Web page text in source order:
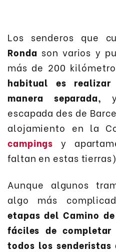
Los senderos que
Ronda son varios y
más de 200
habitual es
manera separada,
escapada des de
alojamiento en la
campings y
faltan en estas
Aunque algunos
algo más
etapas del Camino
fáciles de
todos los senderistas